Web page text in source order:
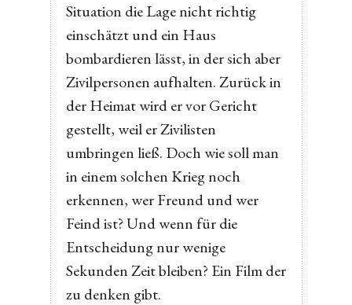
Situation die Lage nicht richtig
einschätzt und ein Haus
bombardieren lässt, in der sich aber
Zivilpersonen aufhalten. Zurück in
der Heimat wird er vor Gericht
gestellt, weil er Zivilisten
umbringen ließ. Doch wie soll man
in einem solchen Krieg noch
erkennen, wer Freund und wer
Feind ist? Und wenn für die
Entscheidung nur wenige
Sekunden Zeit bleiben? Ein Film der
zu denken gibt.